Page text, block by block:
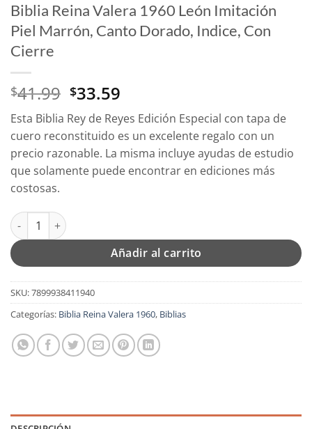
Biblia Reina Valera 1960 León Imitación
Piel Marrón, Canto Dorado, Indice, Con
Cierre
$41.99 El
precio
original
era:
$41.99.
$33.59
precio
actual
es:
$33.59.
Esta Biblia Rey de Reyes Edición Especial con tapa de
cuero reconstituido es un excelente regalo con un
precio razonable. La misma incluye ayudas de estudio
que solamente puede encontrar en ediciones más
costosas.
Biblia Reina Valera 1960 León Imitación Piel Marrón, Canto
Añadir al carrito
SKU:7899938411940
Categorías: Biblia Reina Valera 1960, Biblias